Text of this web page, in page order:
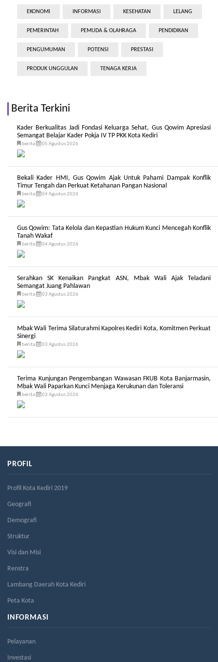
EKONOMI INFORMASI KESEHATAN LELANG
PEMERINTAH PEMUDA & OLAHRAGA PENDIDIKAN
PENGUMUMAN POTENSI PRESTASI
PRODUK UNGGULAN TENAGA KERJA
Berita Terkini
Kader Berkualitas Jadi Fondasi Keluarga Sehat, Gus Qowim Apresiasi
Semangat Belajar Kader Pokja IV TP PKK Kota Kediri
berita 05 Agustus 2026
Bekali Kader HMI, Gus Qowim Ajak Untuk Pahami Dampak Konflik
Timur Tengah dan Perkuat Ketahanan Pangan Nasional
berita 04 Agustus 2026
Gus Qowim: Tata Kelola dan Kepastian Hukum Kunci Mencegah Konflik
Tanah Wakaf
berita 04 Agustus 2026
Serahkan SK Kenaikan Pangkat ASN, Mbak Wali Ajak Teladani
Semangat Juang Pahlawan
berita 03 Agustus 2026
Mbak Wali Terima Silaturahmi Kapolres Kediri Kota, Komitmen Perkuat
Sinergi
berita 03 Agustus 2026
Terima Kunjungan Pengembangan Wawasan FKUB Kota Banjarmasin,
Mbak Wali Paparkan Kunci Menjaga Kerukunan dan Toleransi
berita 03 Agustus 2026
PROFIL
Profil Kota Kediri 2019
Geografi
Demografi
Struktur
Visi dan Misi
Renstra
Lambang Daerah Kota Kediri
Peta Kota
INFORMASI
Pelayanan
Investasi